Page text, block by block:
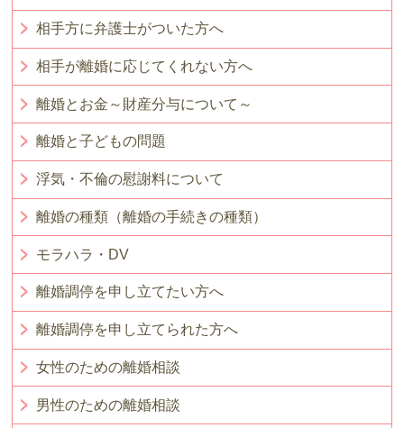
相手方に弁護士がついた方へ
相手が離婚に応じてくれない方へ
離婚とお金～財産分与について～
離婚と子どもの問題
浮気・不倫の慰謝料について
離婚の種類（離婚の手続きの種類）
モラハラ・DV
離婚調停を申し立てたい方へ
離婚調停を申し立てられた方へ
女性のための離婚相談
男性のための離婚相談